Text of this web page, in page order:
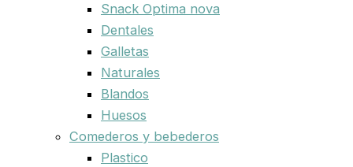
Snack Optima nova
Dentales
Galletas
Naturales
Blandos
Huesos
Comederos y bebederos
Plastico